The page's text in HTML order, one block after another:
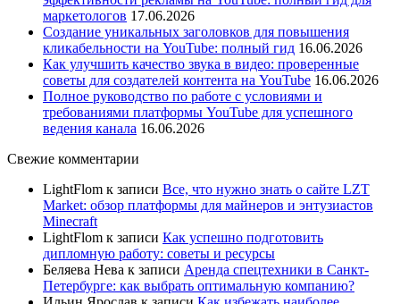
маркетологов 17.06.2026
Создание уникальных заголовков для повышения
кликабельности на YouTube: полный гид 16.06.2026
Как улучшить качество звука в видео: проверенные
советы для создателей контента на YouTube 16.06.2026
Полное руководство по работе с условиями и
требованиями платформы YouTube для успешного
ведения канала 16.06.2026
Свежие комментарии
LightFlom к записи Все, что нужно знать о сайте LZT
Market: обзор платформы для майнеров и энтузиастов
Minecraft
LightFlom к записи Как успешно подготовить
дипломную работу: советы и ресурсы
Беляева Нева к записи Аренда спецтехники в Санкт-
Петербурге: как выбрать оптимальную компанию?